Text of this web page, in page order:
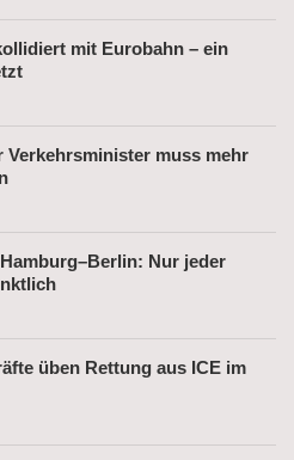
mit Eurobahn – ein
Verkehrsminister muss mehr
Nur jeder
üben Rettung aus ICE im